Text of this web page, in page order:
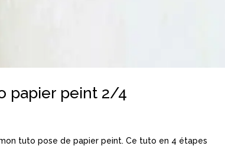
papier peint 2/4
tuto pose de papier peint. Ce tuto en 4 étapes